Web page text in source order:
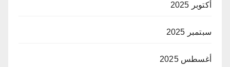
أكتوبر 2025
سبتمبر 2025
أغسطس 2025